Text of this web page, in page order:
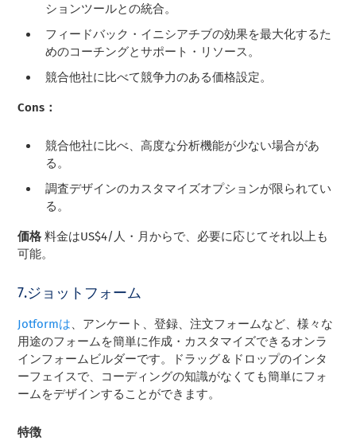
ションツールとの統合。
フィードバック・イニシアチブの効果を最大化するた
めのコーチングとサポート・リソース。
競合他社に比べて競争力のある価格設定。
Cons：
競合他社に比べ、高度な分析機能が少ない場合があ
る。
調査デザインのカスタマイズオプションが限られてい
る。
価格料金はUS$4/人・月からで、必要に応じてそれ以上も
可能。
7.ジョットフォーム
Jotformは、アンケート、登録、注文フォームなど、様々な
用途のフォームを簡単に作成・カスタマイズできるオンラ
インフォームビルダーです。ドラッグ＆ドロップのインタ
ーフェイスで、コーディングの知識がなくても簡単にフォ
ームをデザインすることができます。
特徴